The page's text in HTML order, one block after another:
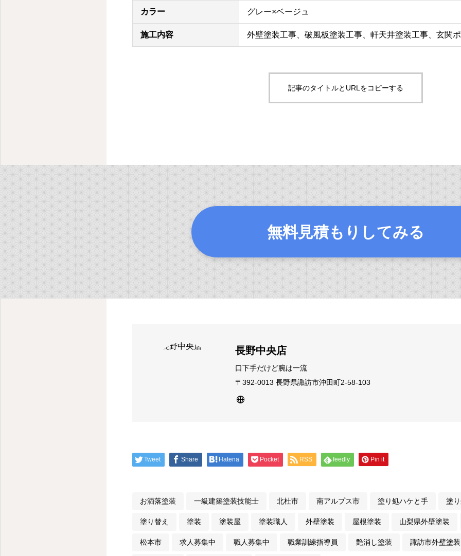
カラー グレー×ベージュ
施工内容 外壁塗装工事、破風板塗装工事、軒天井塗装工事、玄関
記事のタイトルとURLをコピーする
無料見積もりしてみる
長野中央店
口下手だけど腕は一流
〒392-0013 長野県諏訪市沖田町2-58-103
Tweet Share Hatena Pocket RSS feedly Pin it
お洒落塗装 一級建築塗装技能士 北杜市 南アルプス市 塗り処ハケと手 塗
塗り替え 塗装 塗装屋 塗装職人 外壁塗装 屋根塗装 山梨県外壁塗装
松本市 求人募集中 職人募集中 職業訓練指導員 艶消し塗装 諏訪市外壁塗装